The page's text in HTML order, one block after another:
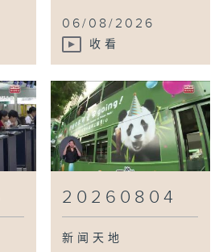
06/08/2026
收看
20260804
新闻天地